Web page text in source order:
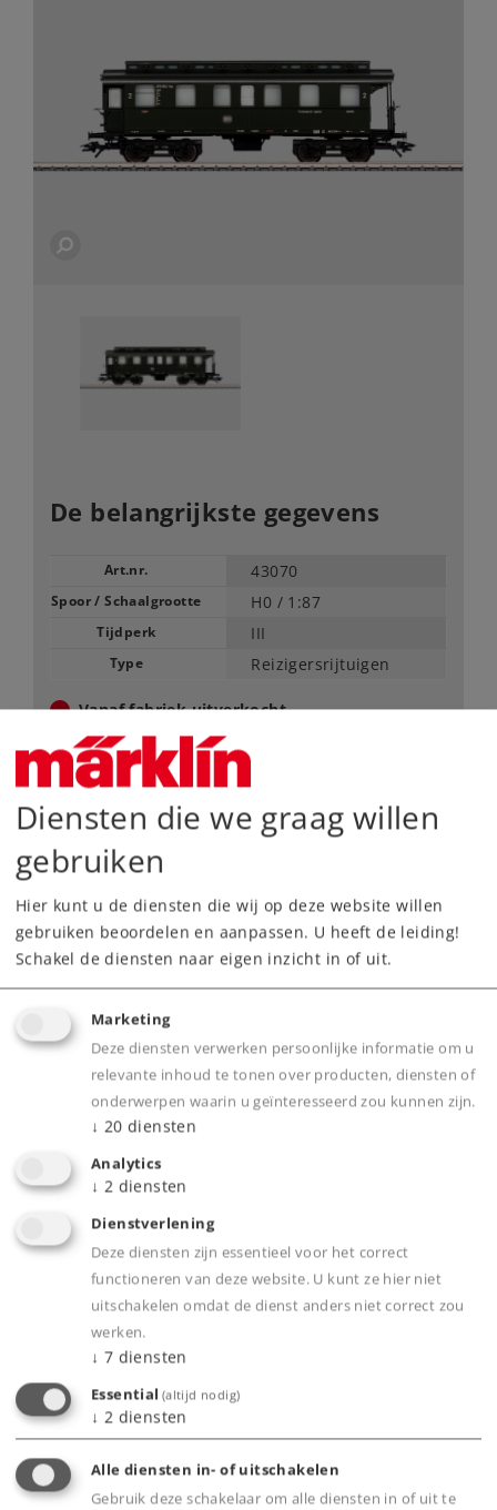
De belangrijkste gegevens
Art.nr. 43070
Spoor / Schaalgrootte H0 / 1:87
Tijdperk III
Type Reizigersrijtuigen
Vanaf fabriek uitverkocht.
Neem contact op met uw lokale dealer
Dealer zoeken
Downloads
Onderdelen bestellen
Product
Productinfo
Grootbedrijf
Bijbehorende producten
Diensten die we graag willen
gebruiken
Hier kunt u de diensten die wij op deze website willen
gebruiken beoordelen en aanpassen. U heeft de leiding!
Schakel de diensten naar eigen inzicht in of uit.
Marketing
Deze diensten verwerken persoonlijke informatie om u
relevante inhoud te tonen over producten, diensten of
onderwerpen waarin u geïnteresseerd zou kunnen zijn.
↓ 20 diensten
Analytics
↓ 2 diensten
Dienstverlening
Deze diensten zijn essentieel voor het correct
functioneren van deze website. U kunt ze hier niet
uitschakelen omdat de dienst anders niet correct zou
werken.
↓ 7 diensten
Essential (altijd nodig)
↓ 2 diensten
Alle diensten in- of uitschakelen
Gebruik deze schakelaar om alle diensten in of uit te